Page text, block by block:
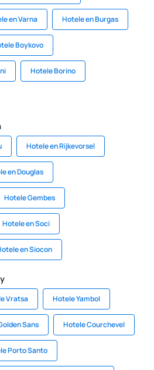
en Varna Hotele en Burgas
Boykovo
Hotele Borino
Hotele en Rijkevorsel
en Douglas
Hotele Gembes
Hotele en Soci
en Siocon
Vratsa Hotele Yambol
Sans Hotele Courchevel
Porto Santo